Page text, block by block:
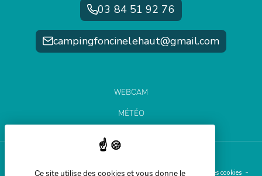
03 84 51 92 76
campingfoncinelehaut@gmail.com
WEBCAM
MÉTÉO
Aide et accessibilité Plan du site Mentions légales Gestion des cookies
Ce site utilise des cookies et vous donne le